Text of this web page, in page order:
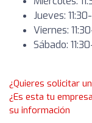
Jueves:
Viernes:
Sábado:
¿Quieres solicitar
¿Es esta tu
su información